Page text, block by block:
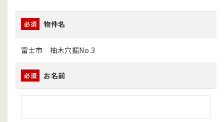
必須 物件名
富士市 柚木穴掘No.3
必須 お名前